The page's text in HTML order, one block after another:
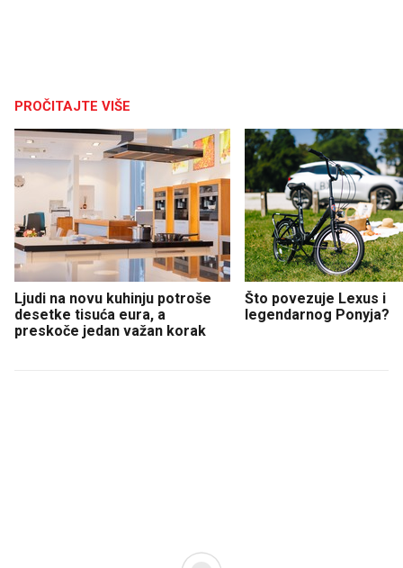
PROČITAJTE VIŠE
Ljudi na novu kuhinju potroše
desetke tisuća eura, a
preskoče jedan važan korak
Što povezuje Lexus i
legendarnog Ponyja?